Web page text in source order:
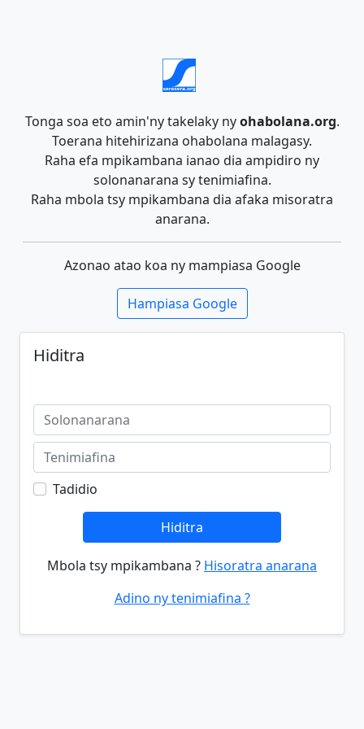
Tonga soa eto amin'ny takelaky nyohabolana.org.
Toerana hitehirizana ohabolana malagasy.
Raha efa mpikambana ianao dia ampidiro ny
solonanarana sy tenimiafina.
Raha mbola tsy mpikambana dia afaka misoratra
anarana.
Azonao atao koa ny mampiasa Google
Hampiasa Google
Hiditra
Tadidio
Hiditra
Mbola tsy mpikambana ? Hisoratra anarana
Adino ny tenimiafina ?